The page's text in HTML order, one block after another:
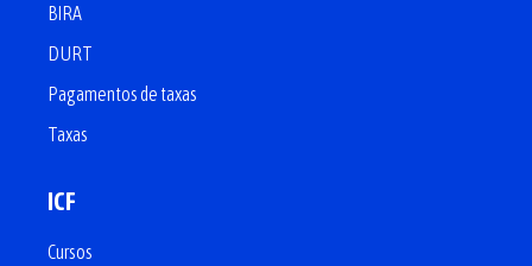
BIRA
DURT
Pagamentos de taxas
Taxas
ICF
Cursos